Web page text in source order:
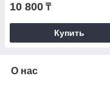
10 800 ₸
Купить
О нас